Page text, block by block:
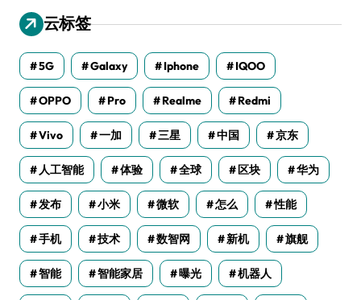
云标签
5G Galaxy Iphone IQOO
OPPO Pro Realme Redmi
Vivo 一加 三星 中国 京东
人工智能 体验 全球 区块 华为
发布 小米 微软 怎么 性能
手机 技术 数智网 新机 旗舰
智能 智能家居 曝光 机器人